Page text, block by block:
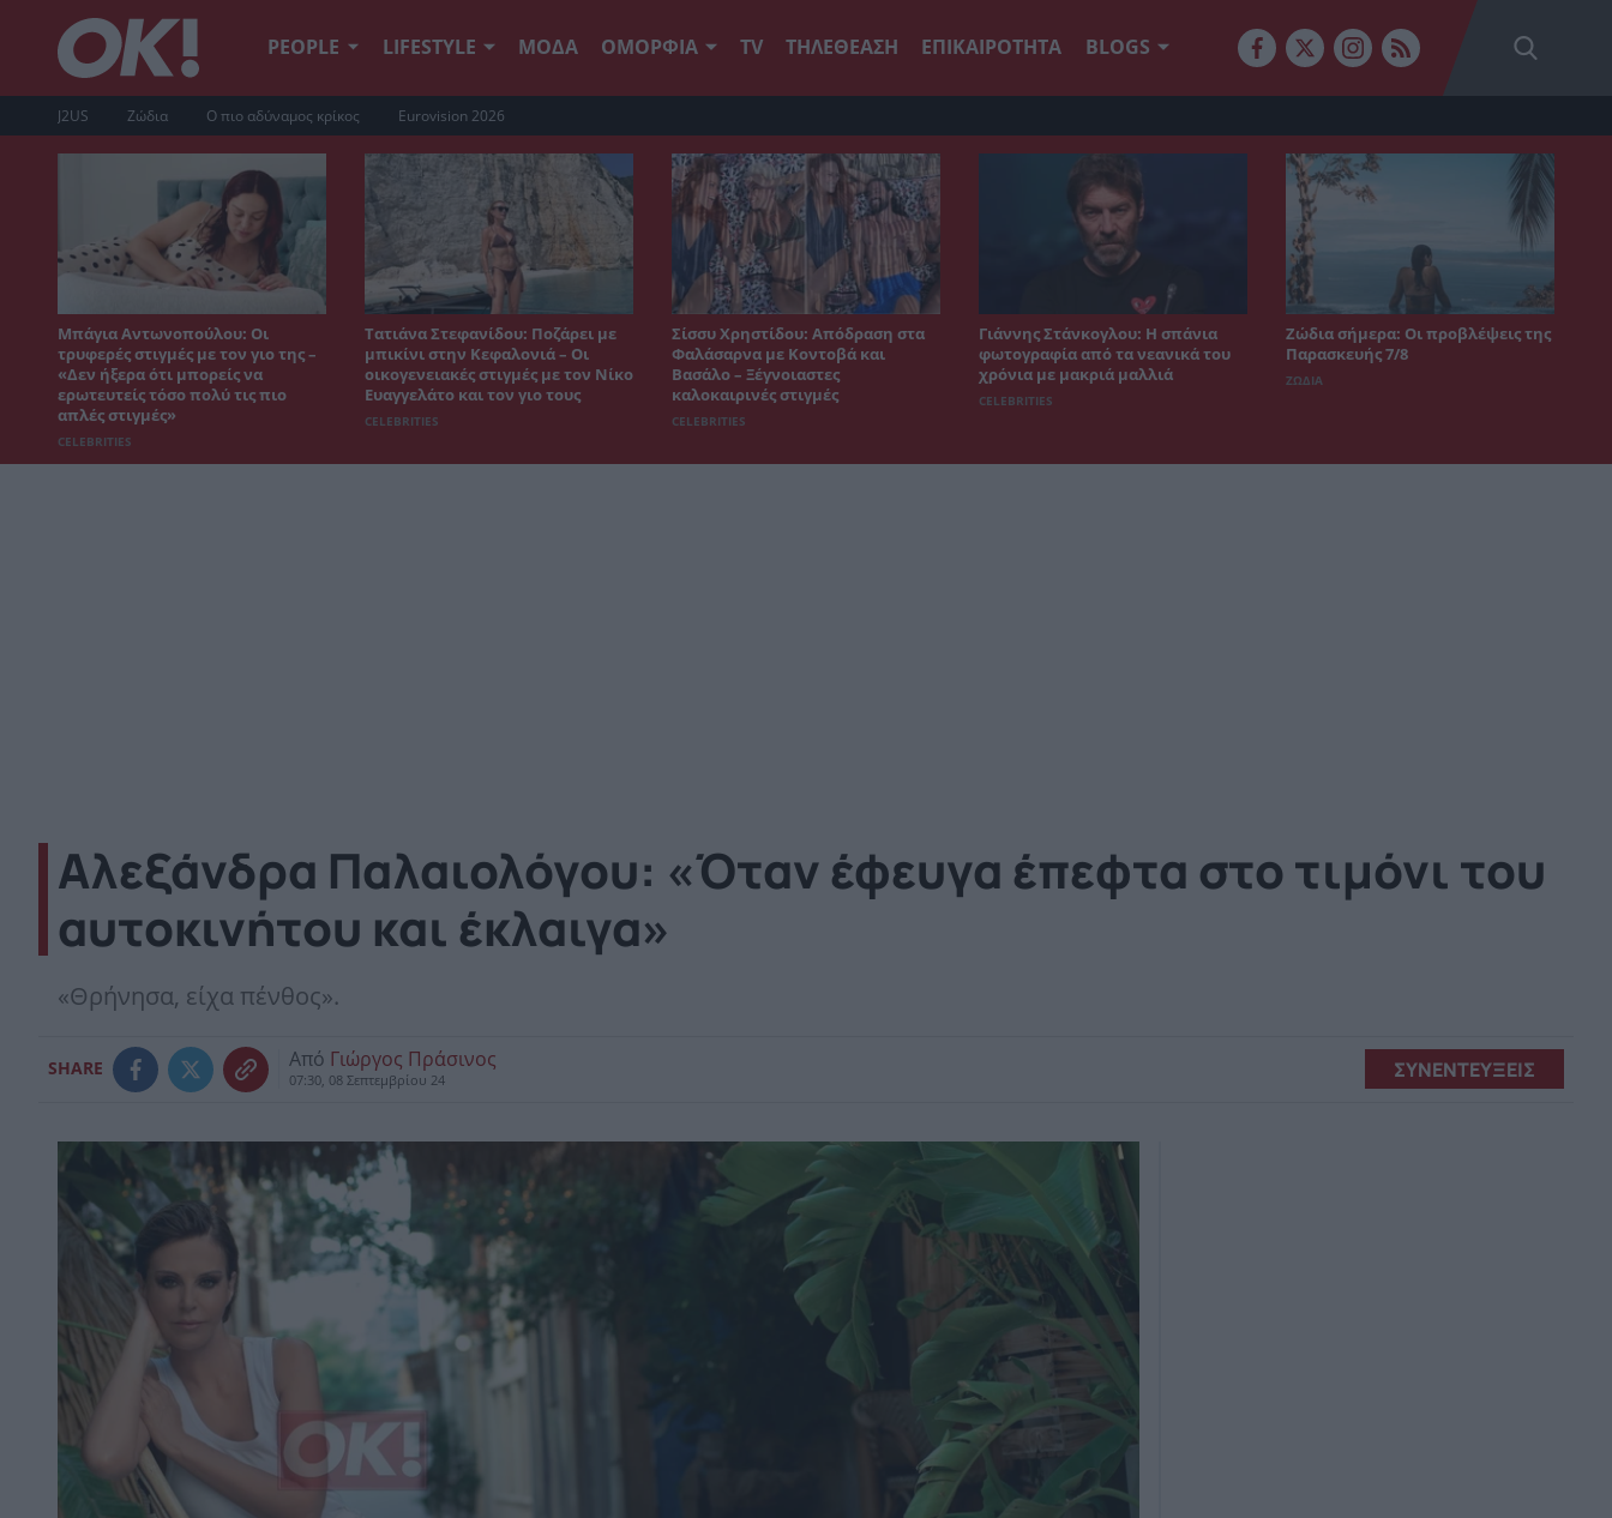
PEOPLE LIFESTYLE ΜΟΔΑ ΟΜΟΡΦΙΑ TV ΤΗΛΕΘΕΑΣΗ ΕΠΙΚΑΙΡΟΤΗΤΑ BLOGS
J2US Ζώδια Ο πιο αδύναμος κρίκος Eurovision 2026
Μπάγια Αντωνοπούλου: Οι
τρυφερές στιγμές με τον γιο της –
«Δεν ήξερα ότι μπορείς να
ερωτευτείς τόσο πολύ τις πιο
απλές στιγμές»
CELEBRITIES
Τατιάνα Στεφανίδου: Ποζάρει με
μπικίνι στην Κεφαλονιά – Οι
οικογενειακές στιγμές με τον Νίκο
Ευαγγελάτο και τον γιο τους
CELEBRITIES
Σίσσυ Χρηστίδου: Απόδραση στα
Φαλάσαρνα με Κοντοβά και
Βασάλο – Ξέγνοιαστες
καλοκαιρινές στιγμές
CELEBRITIES
Γιάννης Στάνκογλου: Η σπάνια
φωτογραφία από τα νεανικά του
χρόνια με μακριά μαλλιά
CELEBRITIES
Ζώδια σήμερα: Οι προβλέψεις της
Παρασκευής 7/8
ΖΩΔΙΑ
Αλεξάνδρα Παλαιολόγου: «Όταν έφευγα έπεφτα στο τιμόνι του
αυτοκινήτου και έκλαιγα»
«Θρήνησα, είχα πένθος».
SHARE Από Γιώργος Πράσινος
07:30, 08 Σεπτεμβρίου 24 ΣΥΝΕΝΤΕΥΞΕΙΣ